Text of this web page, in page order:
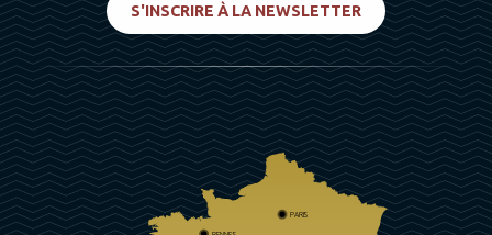
S'INSCRIRE À LA NEWSLETTER
PARIS